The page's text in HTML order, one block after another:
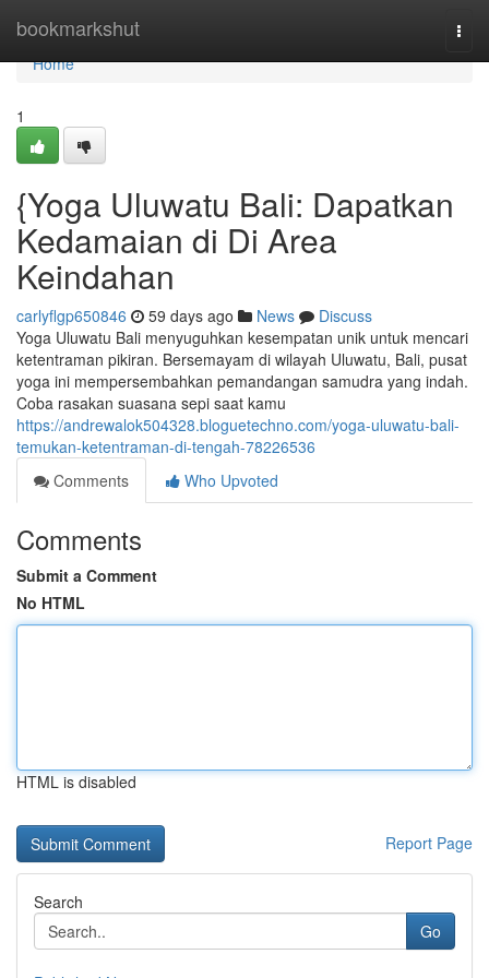
bookmarkshut
Home
Home
1
{Yoga Uluwatu Bali: Dapatkan
Kedamaian di Di Area
Keindahan
carlyflgp650846 59 days ago News
Discuss
Yoga Uluwatu Bali menyuguhkan kesempatan unik untuk mencari
ketentraman pikiran. Bersemayam di wilayah Uluwatu, Bali, pusat
yoga ini mempersembahkan pemandangan samudra yang indah.
Coba rasakan suasana sepi saat kamu
https://andrewalok504328.bloguetechno.com/yoga-uluwatu-bali-
temukan-ketentraman-di-tengah-78226536
Comments
Who Upvoted
Comments
Submit a Comment
No HTML
HTML is disabled
Report Page
Search
Go